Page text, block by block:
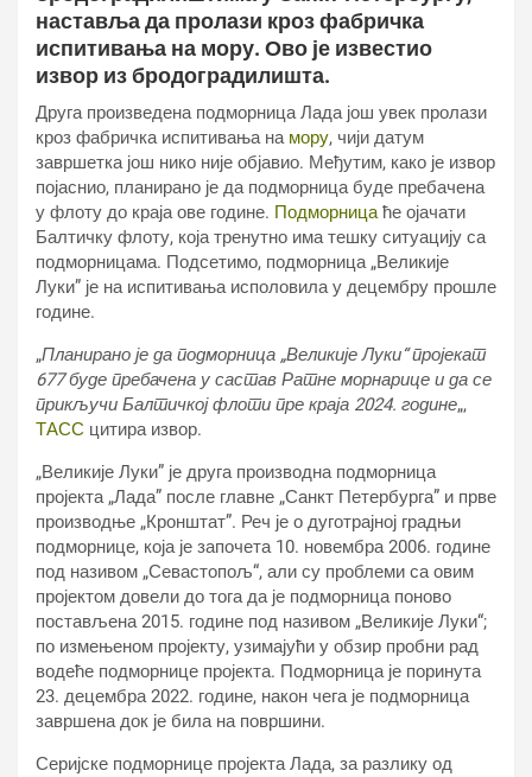
наставља да пролази кроз фабричка
испитивања на мору. Ово је известио
извор из бродоградилишта.
Друга произведена подморница Лада још увек пролази
кроз фабричка испитивања на мору, чији датум
завршетка још нико није објавио. Међутим, како је извор
појаснио, планирано је да подморница буде пребачена
у флоту до краја ове године. Подморницаће ојачати
Балтичку флоту, која тренутно има тешку ситуацију са
подморницама. Подсетимо, подморница „Великије
Луки” је на испитивања исполовила у децембру прошле
године.
„Планирано је да подморница „Великије Луки“ пројекат
677 буде пребачена у састав Ратне морнарице и да се
прикључи Балтичкој флоти пре краја 2024. године„,
ТАСС цитира извор.
„Великије Луки” је друга производна подморница
пројекта „Лада” после главне „Санкт Петербурга” и прве
производње „Кронштат”. Реч је о дуготрајној градњи
подморнице, која је започета 10. новембра 2006. године
под називом „Севастопољ“, али су проблеми са овим
пројектом довели до тога да је подморница поново
постављена 2015. године под називом „Великије Луки“;
по измењеном пројекту, узимајући у обзир пробни рад
водеће подморнице пројекта. Подморница је поринута
23. децембра 2022. године, након чега је подморница
завршена док је била на површини.
Серијске подморнице пројекта Лада, за разлику од